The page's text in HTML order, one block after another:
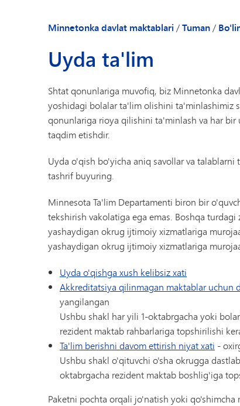
Minnetonka davlat maktablari /Tuman/
Uyda ta'lim
Shtat qonunlariga muvofiq, biz Minnetonka
yoshidagi bolalar ta'lim olishini ta'minlashimiz
qonunlariga rioya qilishini ta'minlash va har
taqdim etishdir.
Uyda o'qish bo'yicha aniq savollar va talablarni
tashrif buyuring.
Minnesota Ta'lim Departamenti biron bir
tekshirish vakolatiga ega emas. Boshqa
yashaydigan okrug ijtimoiy xizmatlariga
yashaydigan okrug ijtimoiy xizmatlariga
Uyda o'qishga xush kelibsiz xati
Akkreditatsiya qilinmagan maktablar uchun
yangilangan
Ushbu shakl har yili 1-oktabrgacha yoki
rezident maktab rahbarlariga topshirilishi
Ta'lim berishni davom ettirish niyat xati -
Ushbu shakl o'qituvchi o'sha okrugga
oktabrgacha rezident maktab boshlig'iga
Paketni pochta orqali jo'natish yoki